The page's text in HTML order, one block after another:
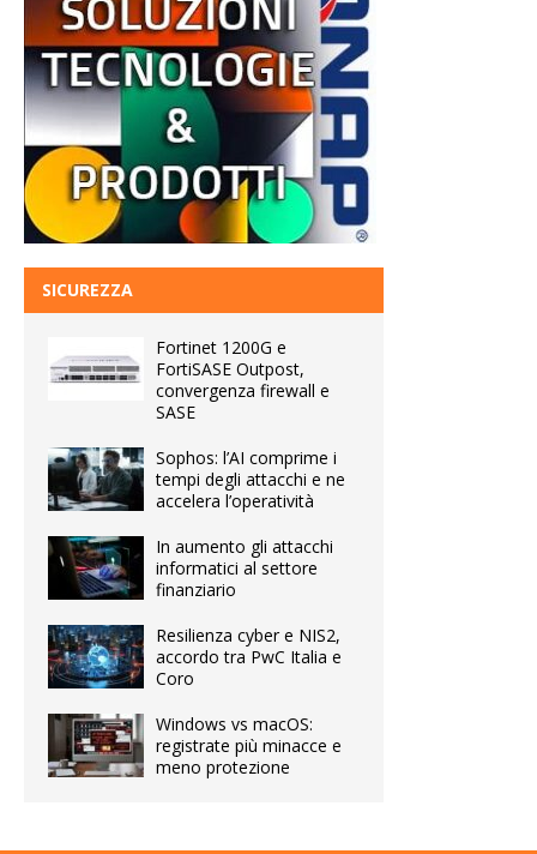
SICUREZZA
Fortinet 1200G e
FortiSASE Outpost,
convergenza firewall e
SASE
Sophos: l’AI comprime i
tempi degli attacchi e ne
accelera l’operatività
In aumento gli attacchi
informatici al settore
finanziario
Resilienza cyber e NIS2,
accordo tra PwC Italia e
Coro
Windows vs macOS:
registrate più minacce e
meno protezione